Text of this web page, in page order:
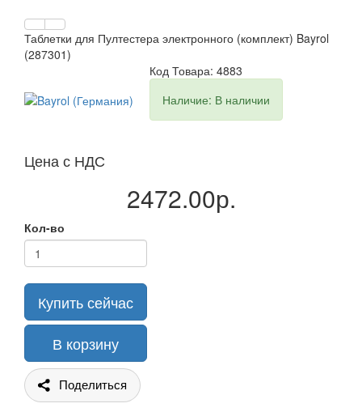
Таблетки для Пултестера электронного (комплект) Bayrol
(287301)
Код Товара: 4883
Наличие: В наличии
Цена с НДС
2472.00р.
Кол-во
Купить сейчас
В корзину
Поделиться